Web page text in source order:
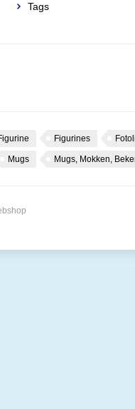
Tags
Figurines
Mugs Mugs, Mokken,